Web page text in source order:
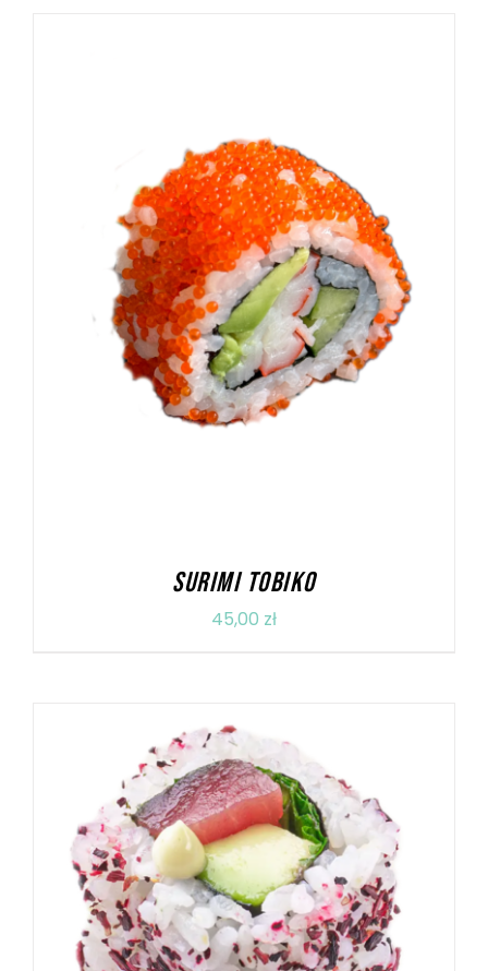
DODAJ DO KOSZYKA / SZCZEGÓŁY
SURIMI TOBIKO
45,00 zł
DODAJ DO KOSZYKA / SZCZEGÓŁY